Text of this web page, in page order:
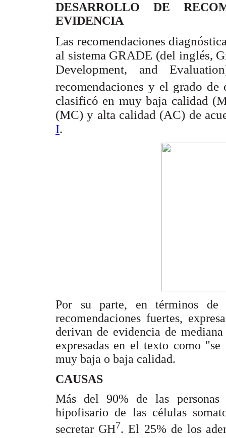
DESARROLLO DE
EVIDENCIA
Las recomendaciones
al sistema GRADE (del inglés,
Development, and
recomendaciones y el grado de
clasificó en muy baja calidad
(MC) y alta calidad (AC) de
I.
Por su parte, en términos de
recomendaciones fuertes,
derivan de evidencia de
expresadas en el texto como
muy baja o baja calidad.
CAUSAS
Más del 90% de las personas
hipofisario de las células
secretar GH7. El 25% de los